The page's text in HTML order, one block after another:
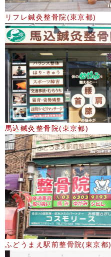
リフレ鍼灸整骨院(東京都)
馬込鍼灸整骨院(東京都)
ふどうまえ駅前整骨院(東京都)